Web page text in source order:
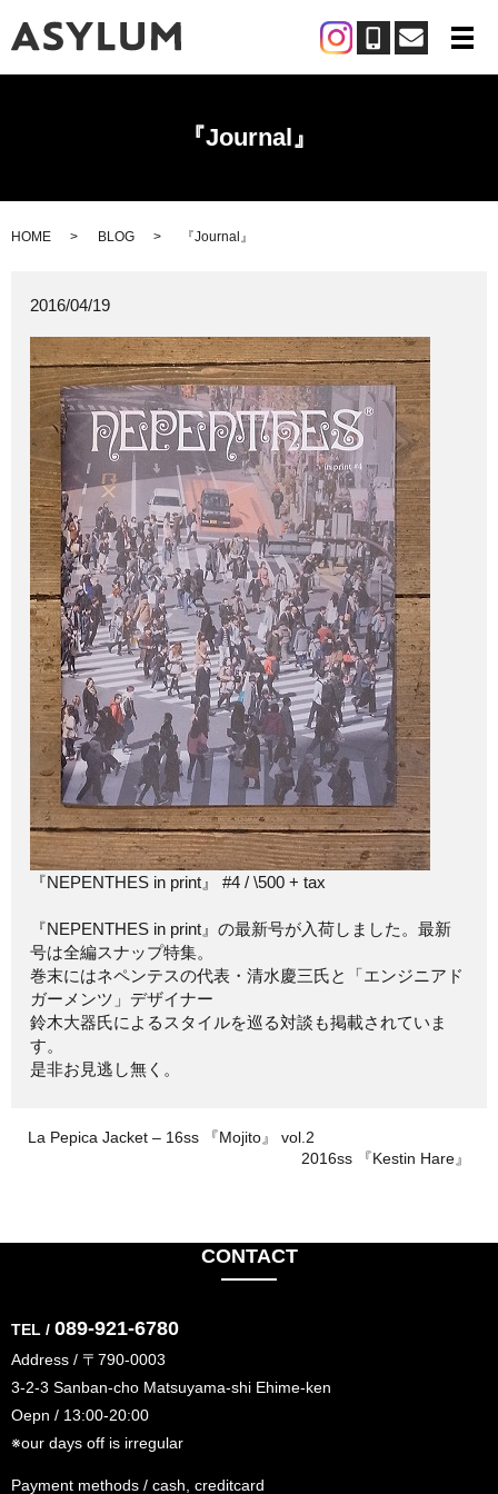
メ
『Journal』
HOME BLOG 『Journal』
2016/04/19
『NEPENTHES in print』 #4 / \500 + tax
『NEPENTHES in print』の最新号が入荷しました。最新
号は全編スナップ特集。
巻末にはネペンテスの代表・清水慶三氏と「エンジニアド
ガーメンツ」デザイナー
鈴木大器氏によるスタイルを巡る対談も掲載されていま
す。
是非お見逃し無く。
La Pepica Jacket – 16ss 『Mojito』 vol.2
2016ss 『Kestin Hare』
CONTACT
TEL / 089-921-6780
Address / 〒790-0003
3-2-3 Sanban-cho Matsuyama-shi Ehime-ken
Oepn / 13:00-20:00
※our days off is irregular
Payment methods / cash, creditcard